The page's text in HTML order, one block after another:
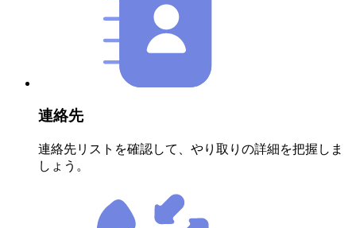
連絡先
連絡先リストを確認して、やり取りの詳細を把握しま
しょう。